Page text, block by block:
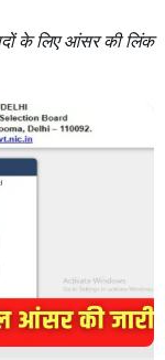
के लिए आंसर की लिंक